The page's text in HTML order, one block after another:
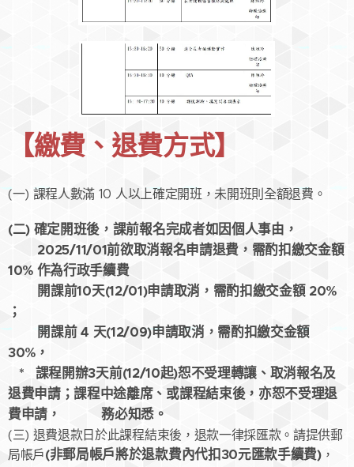
【繳費、退費方式】
(一) 課程人數滿 10 人以上確定開班，未開班則全額退費。
(二) 確定開班後，課前報名完成者如因個人事由，
2025/11/01前欲取消報名申請退費，需酌扣繳交金額
10% 作為行政手續費
開課前10天(12/01)申請取消，需酌扣繳交金額 20%
；
開課前 4 天(12/09)申請取消，需酌扣繳交金額
30%，
* 課程開辦3天前(12/10起)恕不受理轉讓、取消報名及
退費申請；課程中途離席、或課程結束後，亦恕不受理退
費申請， 務必知悉。
(三) 退費退款日於此課程結束後，退款一律採匯款。請提供郵
局帳戶(非郵局帳戶將於退款費內代扣30元匯款手續費)，